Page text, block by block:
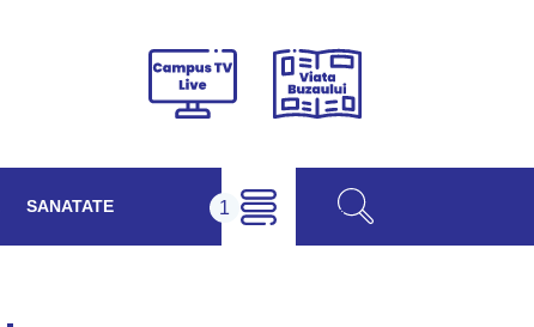
Campus
Viața
SANATATE